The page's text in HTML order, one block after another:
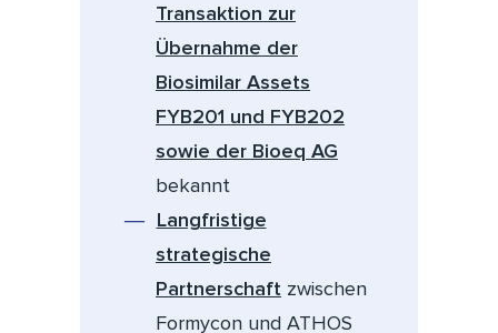
Transaktion zur
Übernahme der
Biosimilar Assets
FYB201 und FYB202
sowie der Bioeq AG
bekannt
Langfristige
strategische
Partnerschaft zwischen
Formycon und ATHOS